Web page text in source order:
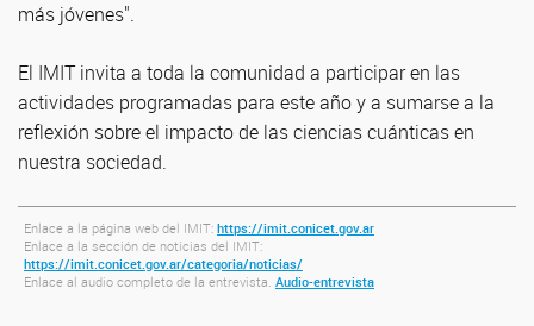
más jóvenes".
El IMIT invita a toda la comunidad a participar en las
actividades programadas para este año y a sumarse a la
reflexión sobre el impacto de las ciencias cuánticas en
nuestra sociedad.
Enlace a la página web del IMIT: https://imit.conicet.gov.ar
Enlace a la sección de noticias del IMIT:
https://imit.conicet.gov.ar/categoria/noticias/
Enlace al audio completo de la entrevista. Audio-entrevista